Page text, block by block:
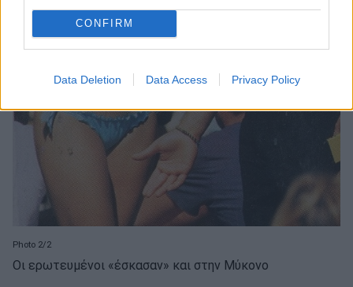
CONFIRM
Data Deletion Data Access Privacy Policy
Photo 2/2
Οι ερωτευμένοι «έσκασαν» και στην Μύκονο